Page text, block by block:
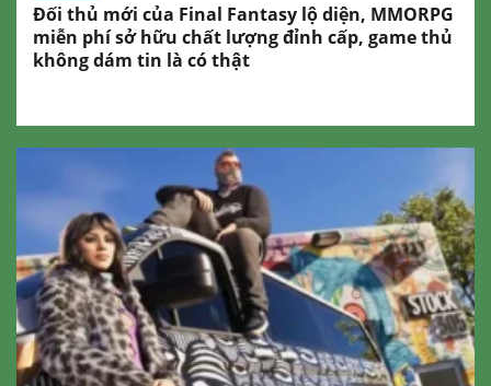
Đối thủ mới của Final Fantasy lộ diện, MMORPG
miễn phí sở hữu chất lượng đỉnh cấp, game thủ
không dám tin là có thật